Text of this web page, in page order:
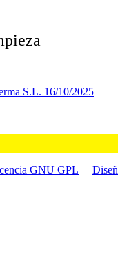
S.L. 16/10/2025
GNU GPL